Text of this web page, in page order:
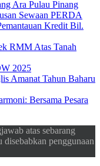
Ara Pulau Pinang
Sewaan PERDA
Kredit Bil.
RMM Atas Tanah
2025
Amanat Tahun Baharu
Bersama Pesara
atas sebarang
penggunaan